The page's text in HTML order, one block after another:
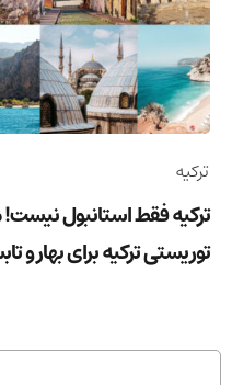
ترکیه
توریستی ترکیه برای بهار و